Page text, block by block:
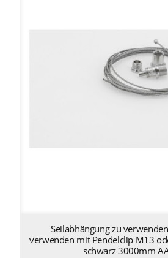
Seilabhängung zu
verwenden mit Pendelclip M13
schwarz 3000mm